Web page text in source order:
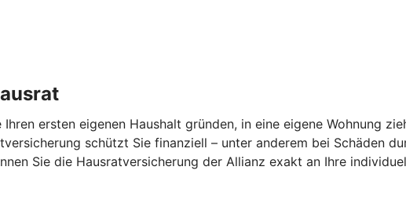
ersten eigenen Haushalt gründen, in eine eigene Wohnung
schützt Sie finanziell – unter anderem bei Schäden
Sie die Hausratversicherung der Allianz exakt an Ihre